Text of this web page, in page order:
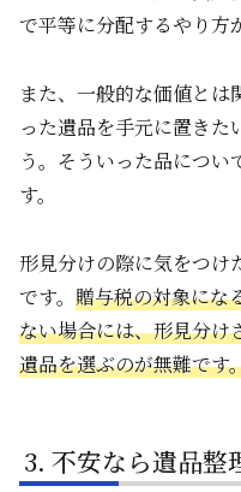
で平等に分配するやり方
また、一般的な価値とは
った遺品を手元に置きた
う。そういった品につい
す。
形見分けの際に気をつけ
です。 贈与税の対象にな
ない場合には、形見分け
遺品を選ぶのが無難です
不安なら遺品整